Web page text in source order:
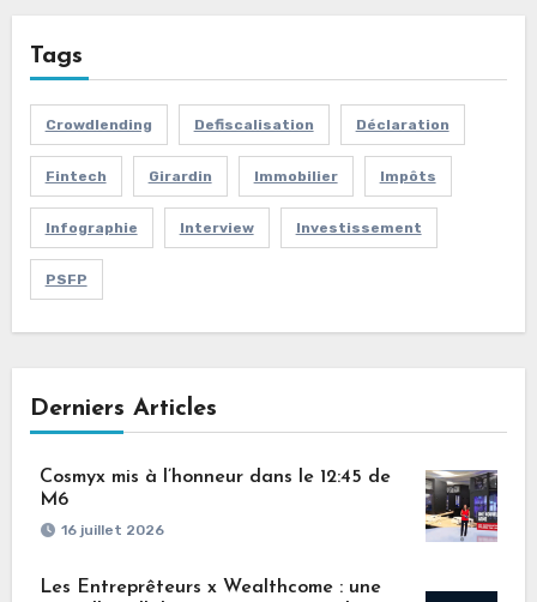
Tags
Crowdlending Defiscalisation Déclaration
Fintech Girardin Immobilier Impôts
Infographie Interview Investissement
PSFP
Derniers Articles
Cosmyx mis à l’honneur dans le 12:45 de
M6
16 juillet 2026
Les Entreprêteurs x Wealthcome : une